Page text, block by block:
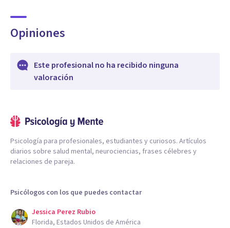
Opiniones
Este profesional no ha recibido ninguna
valoración
Psicología para profesionales, estudiantes y curiosos. Artículos
diarios sobre salud mental, neurociencias, frases célebres y
relaciones de pareja.
Psicólogos con los que puedes contactar
Jessica Perez Rubio
Florida, Estados Unidos de América